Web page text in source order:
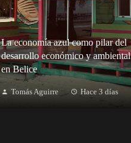
La economía azul como pilar del
desarrollo económico y ambiental
en Belice
Tomás Aguirre Hace 3 días